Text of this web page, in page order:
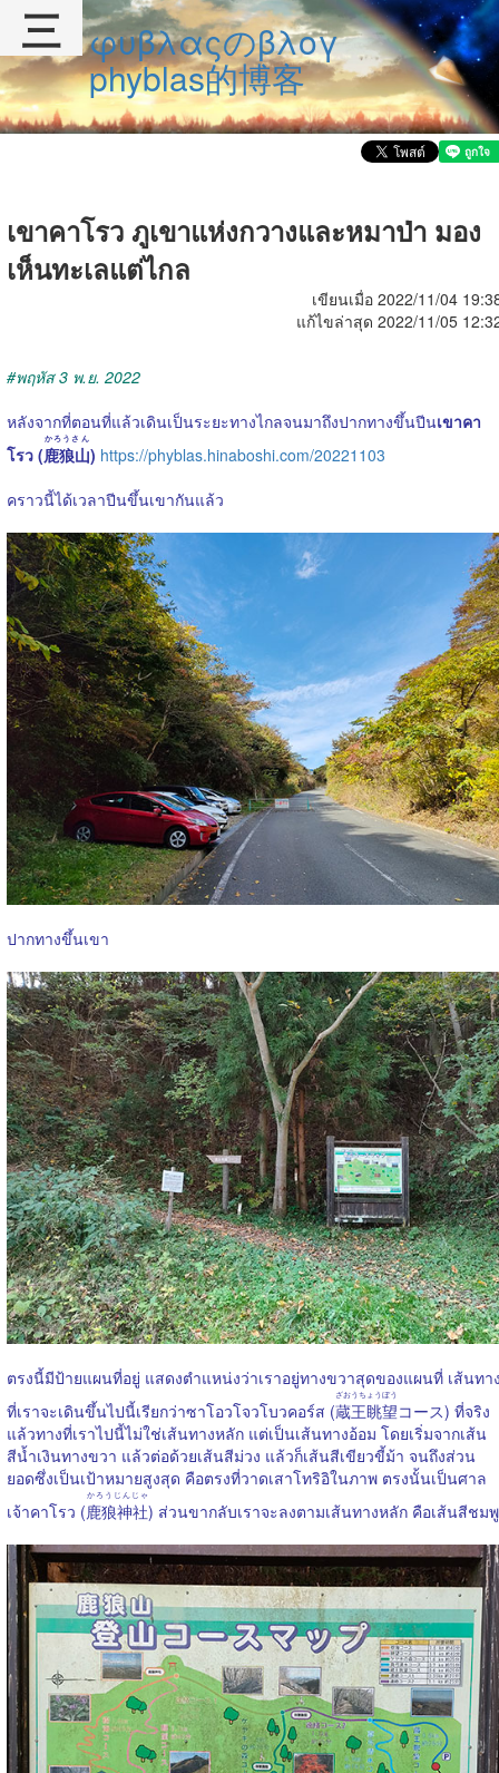
φυβλαςのβλογ
phyblas的博客
เขาคาโรว ภูเขาแห่งกวางและหมาป่า มอง
เห็นทะเลแต่ไกล
เขียนเมื่อ 2022/11/04
แก้ไขล่าสุด 2022/11/05
#พฤหัส 3 พ.ย. 2022
หลังจากที่ตอนที่แล้วเดินเป็นระยะทางไกลจนมาถึงปากทางขึ้นปีนเขาคา
โรว (鹿狼山
かろうさん
) https://phyblas.hinaboshi.com/20221103
คราวนี้ได้เวลาปีนขึ้นเขากันแล้ว
ปากทางขึ้นเขา
ตรงนี้มีป้ายแผนที่อยู่ แสดงตำแหน่งว่าเราอยู่ทางขวาสุดของแผนที่ เส้นทา
ที่เราจะเดินขึ้นไปนี้เรียกว่าซาโอวโจวโบวคอร์ส (蔵王眺望
ざおうちょうぼう
コース) ที่จริง
แล้วทางที่เราไปนี้ไม่ใช่เส้นทางหลัก แต่เป็นเส้นทางอ้อม โดยเริ่มจากเส้น
สีน้ำเงินทางขวา แล้วต่อด้วยเส้นสีม่วง แล้วก็เส้นสีเขียวขี้ม้า จนถึงส่วน
ยอดซึ่งเป็นเป้าหมายสูงสุด คือตรงที่วาดเสาโทริอิในภาพ ตรงนั้นเป็นศาล
เจ้าคาโรว (鹿狼神社
かろうじんじゃ
) ส่วนขากลับเราจะลงตามเส้นทางหลัก คือเส้นสีชมพู
三